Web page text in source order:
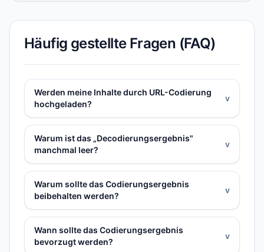
Häufig gestellte Fragen (FAQ)
Werden meine Inhalte durch URL-Codierung
hochgeladen?
v
Warum ist das „Decodierungsergebnis"
manchmal leer?
v
Warum sollte das Codierungsergebnis
beibehalten werden?
v
Wann sollte das Codierungsergebnis
bevorzugt werden?
v